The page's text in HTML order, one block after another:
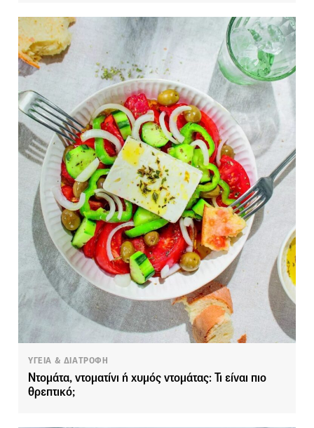
ΥΓΕΙΑ & ΔΙΑΤΡΟΦΗ
Ντομάτα, ντοματίνι ή χυμός ντομάτας: Τι είναι πιο
θρεπτικό;